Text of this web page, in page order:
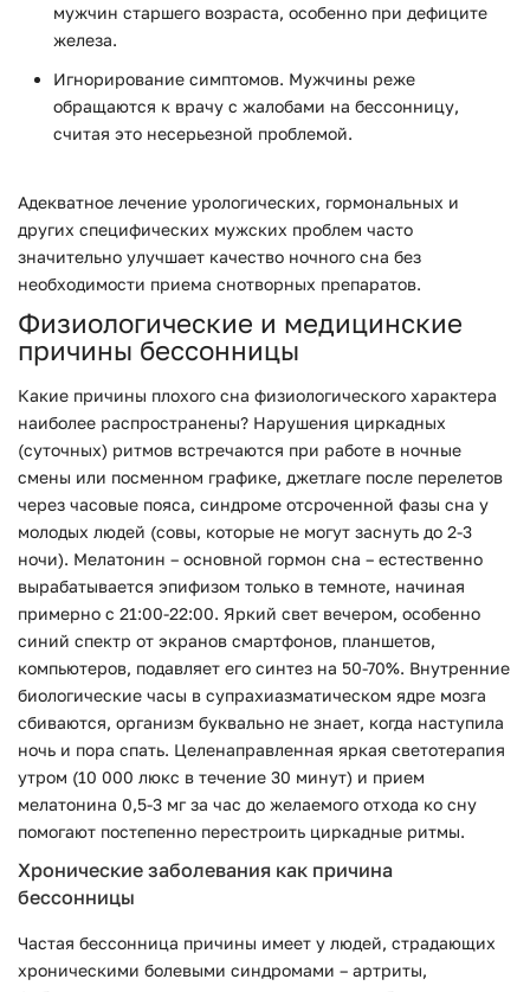
мужчин старшего возраста, особенно при дефиците
железа.
Игнорирование симптомов. Мужчины реже
обращаются к врачу с жалобами на бессонницу,
считая это несерьезной проблемой.
Адекватное лечение урологических, гормональных и
других специфических мужских проблем часто
значительно улучшает качество ночного сна без
необходимости приема снотворных препаратов.
Физиологические и медицинские
причины бессонницы
Какие причины плохого сна физиологического характера
наиболее распространены? Нарушения циркадных
(суточных) ритмов встречаются при работе в ночные
смены или посменном графике, джетлаге после перелетов
через часовые пояса, синдроме отсроченной фазы сна у
молодых людей (совы, которые не могут заснуть до 2-3
ночи). Мелатонин – основной гормон сна – естественно
вырабатывается эпифизом только в темноте, начиная
примерно с 21:00-22:00. Яркий свет вечером, особенно
синий спектр от экранов смартфонов, планшетов,
компьютеров, подавляет его синтез на 50-70%. Внутренние
биологические часы в супрахиазматическом ядре мозга
сбиваются, организм буквально не знает, когда наступила
ночь и пора спать. Целенаправленная яркая светотерапия
утром (10 000 люкс в течение 30 минут) и прием
мелатонина 0,5-3 мг за час до желаемого отхода ко сну
помогают постепенно перестроить циркадные ритмы.
Хронические заболевания как причина
бессонницы
Частая бессонница причины имеет у людей, страдающих
хроническими болевыми синдромами – артриты,